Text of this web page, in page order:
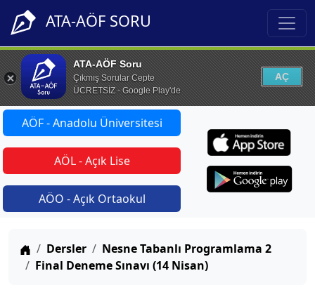
ATA-AÖF SORU
ATA-AÖF Soru
Çıkmış Sorular Cepte
ÜCRETSİZ - Google Play'de
AÇ
AÖF - Anadolu Üniversitesi
AÖL - Açık Lise
AÖO - Açık Ortaokul
Anasayfa
Dersler
Nesne Tabanlı Programlama 2
Final Deneme Sınavı (14 Nisan)